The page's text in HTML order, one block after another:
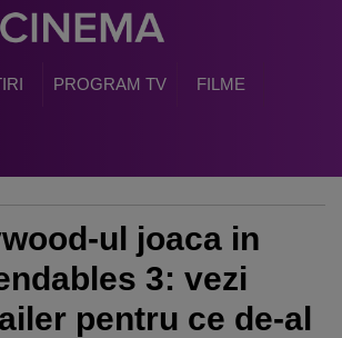
PROGRAM TV FILME
ul joaca in
3: vezi
pentru ce de-al